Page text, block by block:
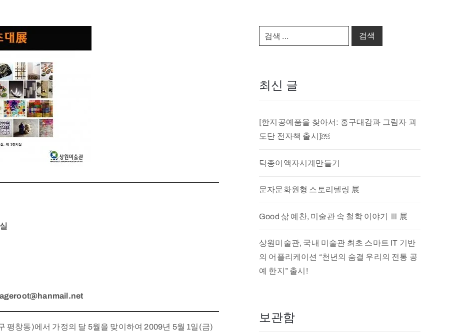
평창동)에서 가정의 달 5월을 맞이하여 2009년 5월 1일(금)
최신 글
[한지공예품을 찾아서: 홍구대감과 그림자 괴
도단 전자책 출시]￼
닥종이액자시계만들기
문자문화원형 스토리텔링 展
Good 삶 예찬, 미술관 속 철학 이야기 Ⅲ 展
상원미술관, 국내 미술관 최초 스마트 IT 기반
의 어플리케이션 “천년의 숨결 우리의 전통 공
예 한지” 출시!
보관함